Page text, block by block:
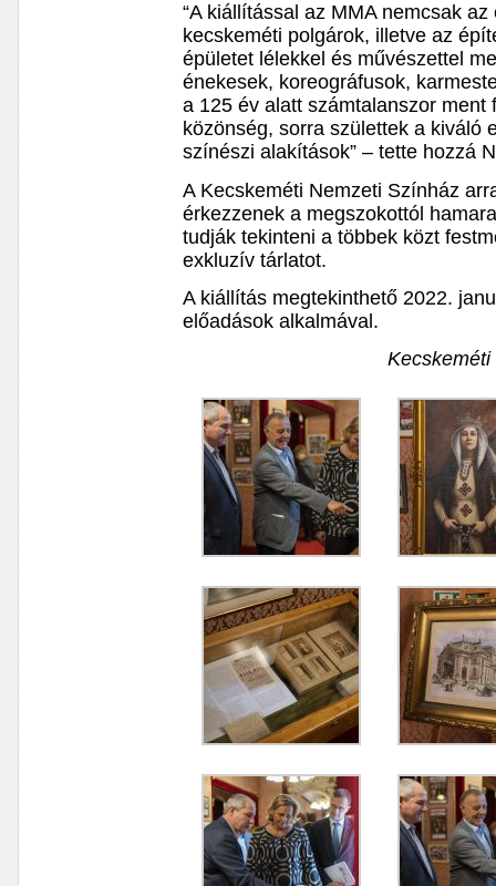
“A kiállítással az MMA nemcsak
kecskeméti polgárok, illetve az
épületet lélekkel és művészettel
énekesek, koreográfusok,
a 125 év alatt számtalanszor ment
közönség, sorra születtek a kiváló
színészi alakítások” – tette hozzá
A Kecskeméti Nemzeti Színház
érkezzenek a megszokottól
tudják tekinteni a többek közt
exkluzív tárlatot.
A kiállítás megtekinthető 2022.
előadások alkalmával.